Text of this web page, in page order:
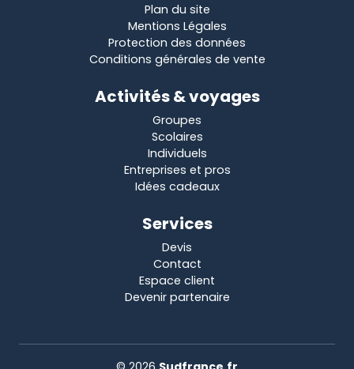
Plan du site
Mentions Légales
Protection des données
Conditions générales de vente
Activités & voyages
Groupes
Scolaires
Individuels
Entreprises et pros
Idées cadeaux
Services
Devis
Contact
Espace client
Devenir partenaire